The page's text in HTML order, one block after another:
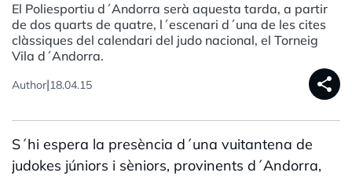
El Poliesportiu d´Andorra serà aquesta tarda, a partir
de dos quarts de quatre, l´escenari d´una de les cites
clàssiques del calendari del judo nacional, el Torneig
Vila d´Andorra.
Author|18.04.15 share
S´hi espera la presència d´una vuitantena de
judokes júniors i sèniors, provinents d´Andorra,